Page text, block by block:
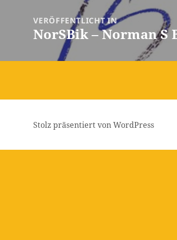
VERÖFFENTLICHT IN
NorSBik – Norman S
Stolz präsentiert von WordPress